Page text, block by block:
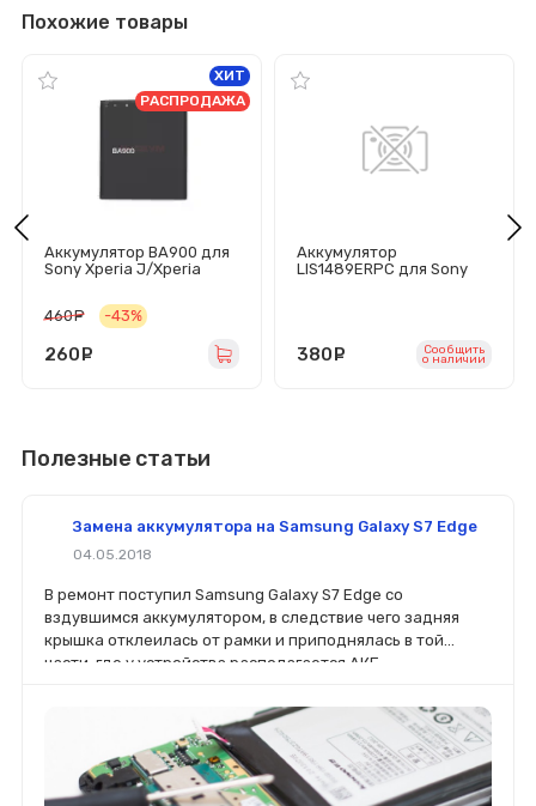
Похожие товары
Аккумулятор BA900 для
Sony Xperia J/Xperia
(LT29i/C1904/C1905/C200
5/D2005/D2105/ST26i)
ХИТ
РАСПРОДАЖА
460 руб.
-43%
260
Аккумулятор
LIS1489ERPC для Sony
380 руб.Сообщить
o наличии
Полезные статьи
Замена аккумулятора на Samsung Galaxy S7 Edge
04.05.2018
В ремонт поступил Samsung Galaxy S7 Edge со
вздувшимся аккумулятором, в следствие чего задняя
крышка отклеилась от рамки и приподнялась в той
части, где у устройства располагается АКБ.